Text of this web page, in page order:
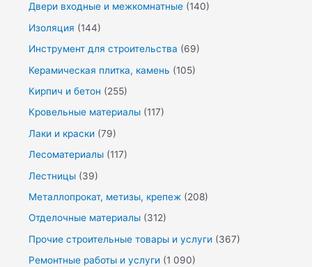
Двери входные и межкомнатные (140)
Изоляция (144)
Инструмент для строительства (69)
Керамическая плитка, камень (105)
Кирпич и бетон (255)
Кровельные материалы (117)
Лаки и краски (79)
Лесоматериалы (117)
Лестницы (39)
Металлопрокат, метизы, крепеж (208)
Отделочные материалы (312)
Прочие строительные товары и услуги (367)
Ремонтные работы и услуги (1 090)